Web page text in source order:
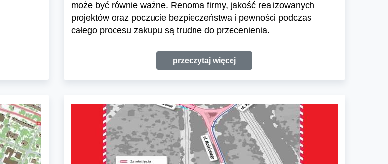
może być równie ważne. Renoma firmy, jakość realizowanych
projektów oraz poczucie bezpieczeństwa i pewności podczas
całego procesu zakupu są trudne do przecenienia.
przeczytaj więcej